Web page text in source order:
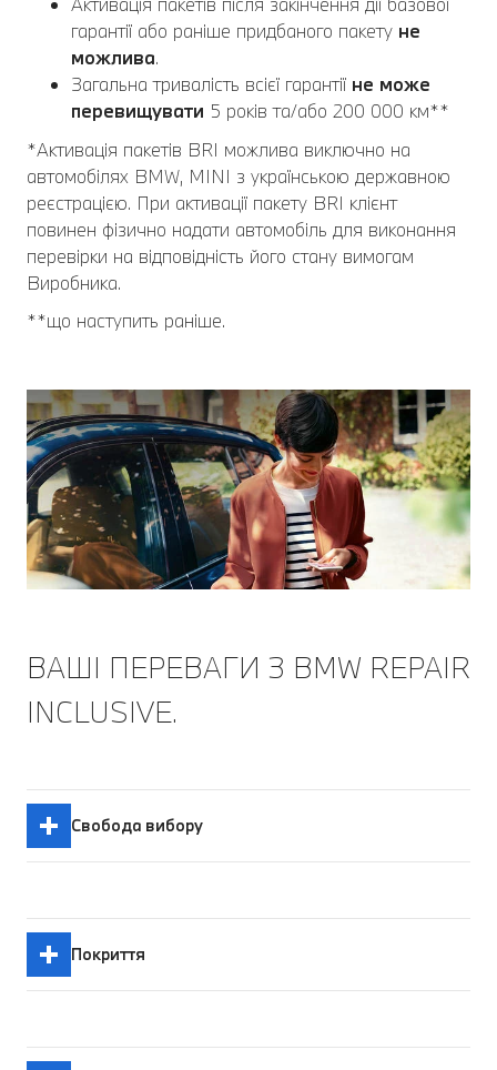
гарантії або раніше придбаного пакету не
можлива.
Загальна тривалість всієї гарантії не може
перевищувати 5 років та/або 200 000 км**
*Активація пакетів BRI можлива виключно на
автомобілях BMW, MINI з українською державною
реєстрацією. При активації пакету BRI клієнт
повинен фізично надати автомобіль для виконання
перевірки на відповідність його стану вимогам
Виробника.
**що наступить раніше.
ВАШІ ПЕРЕВАГИ З BMW REPAIR
INCLUSIVE.
Свобода вибору
Покриття